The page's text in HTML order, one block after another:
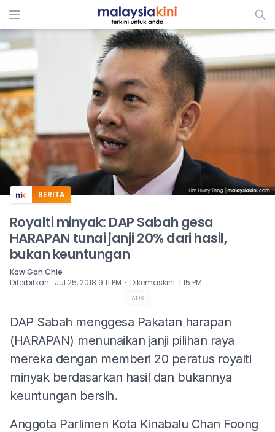
ADS
BERITA
Royalti minyak: DAP Sabah gesa
HARAPAN tunai janji 20% dari hasil,
bukan keuntungan
Kow Gah Chie
Diterbitkan: Jul 25, 2018 9:11 PM ⋅ Dikemaskini: 1:15 PM
ADS
DAP Sabah menggesa Pakatan harapan
(HARAPAN) menunaikan janji pilihan raya
mereka dengan memberi 20 peratus royalti
minyak berdasarkan hasil dan bukannya
keuntungan bersih.
Anggota Parlimen Kota Kinabalu Chan Foong